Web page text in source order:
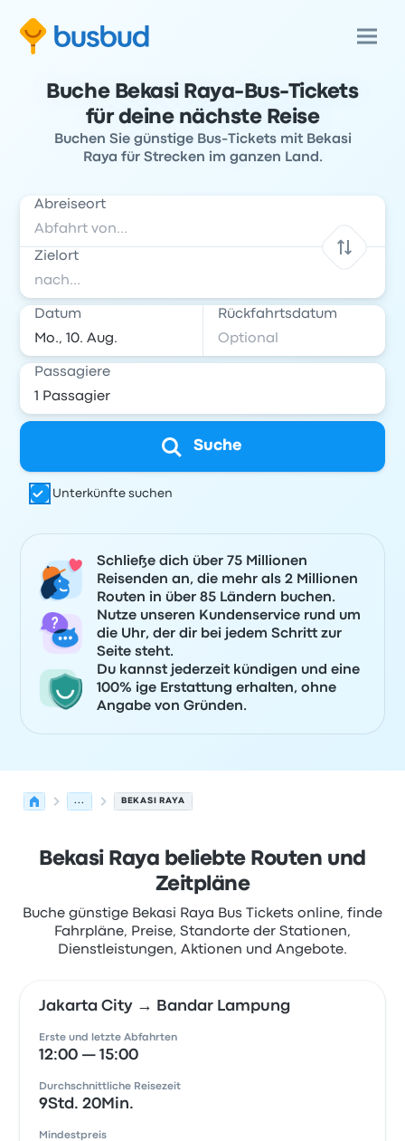
Buche Bekasi Raya-Bus-Tickets
für deine nächste Reise
Buchen Sie günstige Bus-Tickets mit Bekasi
Raya für Strecken im ganzen Land.
Abreiseort
Zielort
Datum Rückfahrtsdatum
Passagiere
Suche
Unterkünfte suchen
Schließe dich über 75 Millionen
Reisenden an, die mehr als 2 Millionen
Routen in über 85 Ländern buchen.
Nutze unseren Kundenservice rund um
die Uhr, der dir bei jedem Schritt zur
Seite steht.
Du kannst jederzeit kündigen und eine
100% ige Erstattung erhalten, ohne
Angabe von Gründen.
... BEKASI RAYA
Bekasi Raya beliebte Routen und
Zeitpläne
Buche günstige Bekasi Raya Bus Tickets online, finde
Fahrpläne, Preise, Standorte der Stationen,
Dienstleistungen, Aktionen und Angebote.
Jakarta City → Bandar Lampung
Erste und letzte Abfahrten
12:00 — 15:00
Durchschnittliche Reisezeit
9Std. 20Min.
Mindestpreis